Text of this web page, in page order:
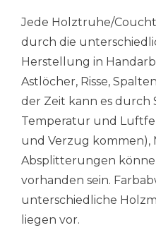
Jede Holztruhe/
durch die
Herstellung in
Astlöcher, Risse,
der Zeit kann es durch
Temperatur und
und Verzug kommen),
Absplitterungen
vorhanden sein.
unterschiedliche
liegen vor.